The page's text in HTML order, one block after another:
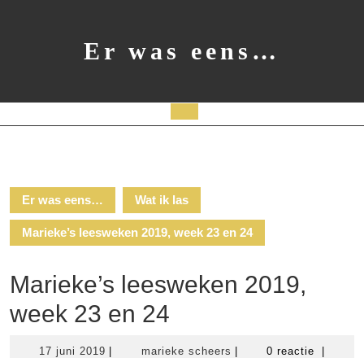
Er was eens…
Er was eens… Wat ik las
Marieke’s leesweken 2019, week 23 en 24
Marieke’s leesweken 2019,
week 23 en 24
17 juni 2019 17
marieke scheers marieke0 reactie